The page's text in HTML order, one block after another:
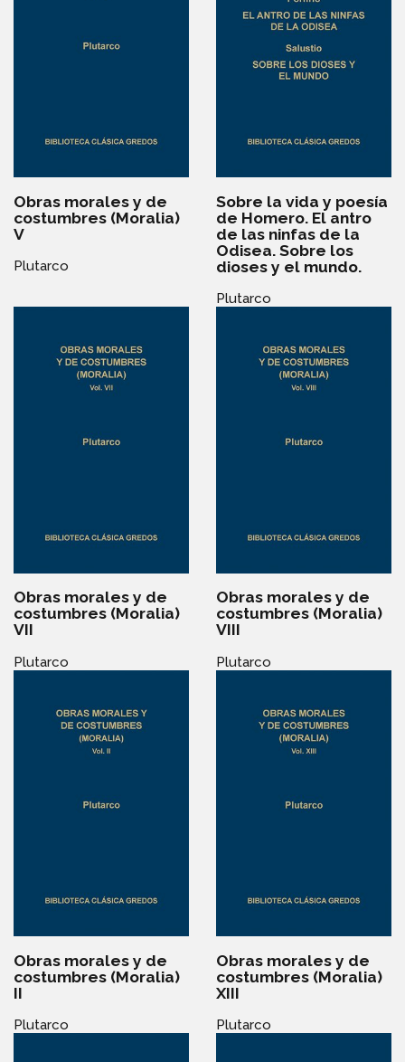
Obras morales y de
costumbres (Moralia)
V
Plutarco
Sobre la vida y poesía
de Homero. El antro
de las ninfas de la
Odisea. Sobre los
dioses y el mundo.
Plutarco
Obras morales y de
costumbres (Moralia)
VII
Plutarco
Obras morales y de
costumbres (Moralia)
VIII
Plutarco
Obras morales y de
costumbres (Moralia)
II
Plutarco
Obras morales y de
costumbres (Moralia)
XIII
Plutarco